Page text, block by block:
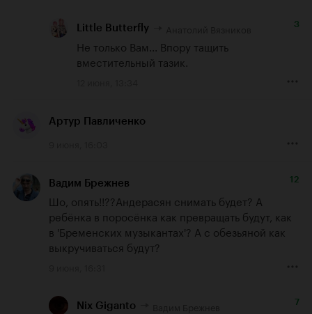
Little Butterfly 3
Не только Вам... Впору тащить
вместительный тазик.
Артур Павличенко
Вадим Брежнев 12
Шо, опять!!??Андерасян снимать будет? А
ребёнка в поросёнка как превращать будут, как
в 'Бременских музыкантах'? А с обезьяной как
выкручиваться будут?
Nix Giganto 7